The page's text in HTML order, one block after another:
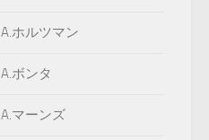
A.ホルツマン
A.ボンタ
A.マーンズ